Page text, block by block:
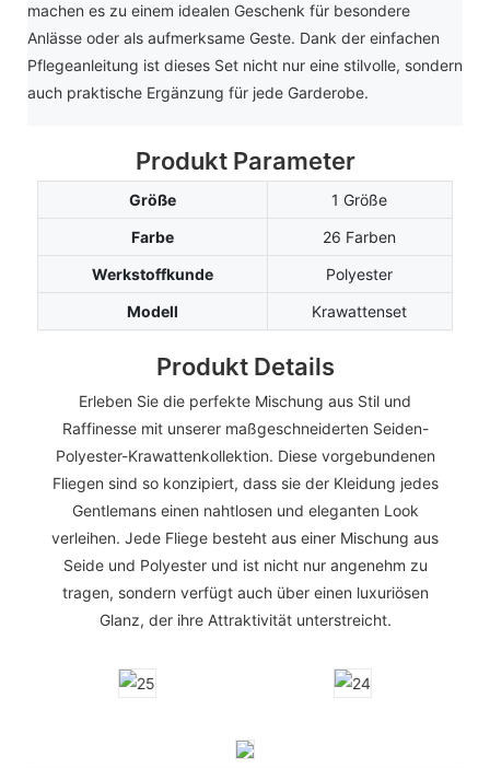
machen es zu einem idealen Geschenk für besondere
Anlässe oder als aufmerksame Geste. Dank der einfachen
Pflegeanleitung ist dieses Set nicht nur eine stilvolle, sondern
auch praktische Ergänzung für jede Garderobe.
Produkt Parameter
Größe
1 Größe
Farbe
26 Farben
Werkstoffkunde
Polyester
Modell
Krawattenset
Produkt Details
Erleben Sie die perfekte Mischung aus Stil und
Raffinesse mit unserer maßgeschneiderten Seiden-
Polyester-Krawattenkollektion. Diese vorgebundenen
Fliegen sind so konzipiert, dass sie der Kleidung jedes
Gentlemans einen nahtlosen und eleganten Look
verleihen. Jede Fliege besteht aus einer Mischung aus
Seide und Polyester und ist nicht nur angenehm zu
tragen, sondern verfügt auch über einen luxuriösen
Glanz, der ihre Attraktivität unterstreicht.